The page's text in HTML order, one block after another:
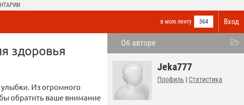
Вход
в мою ленту 364
Об авторе
Jeka777
Профиль | Статистика
здоровья
Из огромного
обратить ваше внимание